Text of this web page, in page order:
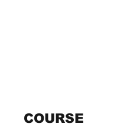
COURSE